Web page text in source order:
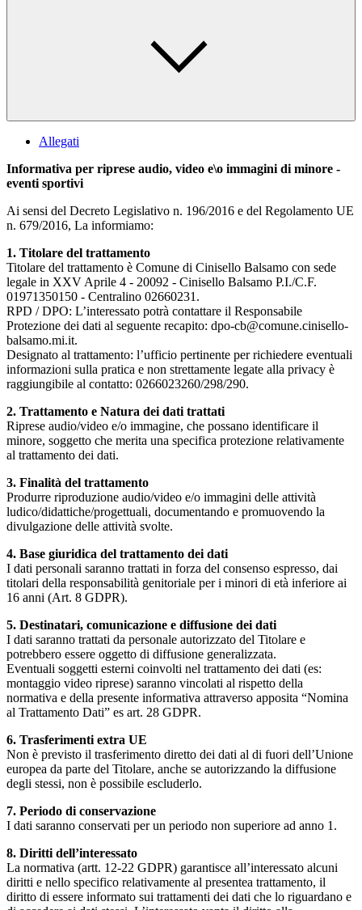
Allegati
Informativa per riprese audio, video e\o immagini di minore -
eventi sportivi
Ai sensi del Decreto Legislativo n. 196/2016 e del Regolamento UE
n. 679/2016, La informiamo:
1. Titolare del trattamento
Titolare del trattamento è Comune di Cinisello Balsamo con sede
legale in XXV Aprile 4 - 20092 - Cinisello Balsamo P.I./C.F.
01971350150 - Centralino 02660231.
RPD / DPO: L’interessato potrà contattare il Responsabile
Protezione dei dati al seguente recapito: dpo-cb@comune.cinisello-
balsamo.mi.it.
Designato al trattamento: l’ufficio pertinente per richiedere eventuali
informazioni sulla pratica e non strettamente legate alla privacy è
raggiungibile al contatto: 0266023260/298/290.
2. Trattamento e Natura dei dati trattati
Riprese audio/video e/o immagine, che possano identificare il
minore, soggetto che merita una specifica protezione relativamente
al trattamento dei dati.
3. Finalità del trattamento
Produrre riproduzione audio/video e/o immagini delle attività
ludico/didattiche/progettuali, documentando e promuovendo la
divulgazione delle attività svolte.
4. Base giuridica del trattamento dei dati
I dati personali saranno trattati in forza del consenso espresso, dai
titolari della responsabilità genitoriale per i minori di età inferiore ai
16 anni (Art. 8 GDPR).
5. Destinatari, comunicazione e diffusione dei dati
I dati saranno trattati da personale autorizzato del Titolare e
potrebbero essere oggetto di diffusione generalizzata.
Eventuali soggetti esterni coinvolti nel trattamento dei dati (es:
montaggio video riprese) saranno vincolati al rispetto della
normativa e della presente informativa attraverso apposita “Nomina
al Trattamento Dati” es art. 28 GDPR.
6. Trasferimenti extra UE
Non è previsto il trasferimento diretto dei dati al di fuori dell’Unione
europea da parte del Titolare, anche se autorizzando la diffusione
degli stessi, non è possibile escluderlo.
7. Periodo di conservazione
I dati saranno conservati per un periodo non superiore ad anno 1.
8. Diritti dell’interessato
La normativa (artt. 12-22 GDPR) garantisce all’interessato alcuni
diritti e nello specifico relativamente al presentea trattamento, il
diritto di essere informato sui trattamenti dei dati che lo riguardano e